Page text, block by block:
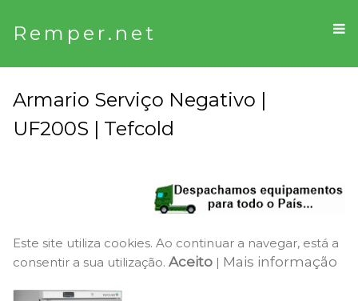
Remper.net
Armario Serviço Negativo |
UF200S | Tefcold
Este site utiliza cookies. Ao continuar a navegar, está a
consentir a sua utilização. Aceito | Mais informação